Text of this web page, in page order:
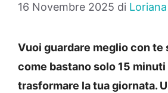
16 Novembre 2025 di
Vuoi guardare meglio con
come bastano solo 15
trasformare la tua giornata.